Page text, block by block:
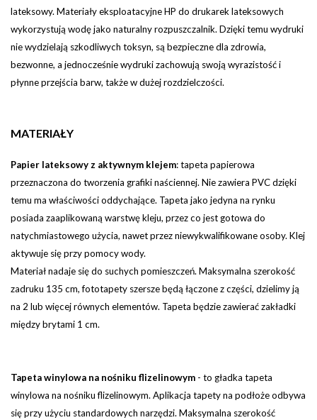
lateksowy. Materiały eksploatacyjne HP do drukarek lateksowych
wykorzystują wodę jako naturalny rozpuszczalnik. Dzięki temu wydruki
nie wydzielają szkodliwych toksyn, są bezpieczne dla zdrowia,
bezwonne, a jednocześnie wydruki zachowują swoją wyrazistość i
płynne przejścia barw, także w dużej rozdzielczości.
MATERIAŁY
Papier lateksowy z aktywnym klejem:tapeta papierowa
przeznaczona do tworzenia grafiki naściennej. Nie zawiera PVC dzięki
temu ma właściwości oddychające. Tapeta jako jedyna na rynku
posiada zaaplikowaną warstwę kleju, przez co jest gotowa do
natychmiastowego użycia, nawet przez niewykwalifikowane osoby. Klej
aktywuje się przy pomocy wody.
Materiał nadaje się do suchych pomieszczeń. Maksymalna szerokość
zadruku 135 cm, fototapety szersze będą łączone z części, dzielimy ją
na 2 lub więcej równych elementów. Tapeta będzie zawierać zakładki
między brytami 1 cm.
Tapeta winylowa na nośniku flizelinowym - to gładka tapeta
winylowa na nośniku flizelinowym. Aplikacja tapety na podłoże odbywa
się przy użyciu standardowych narzędzi.Maksymalna szerokość